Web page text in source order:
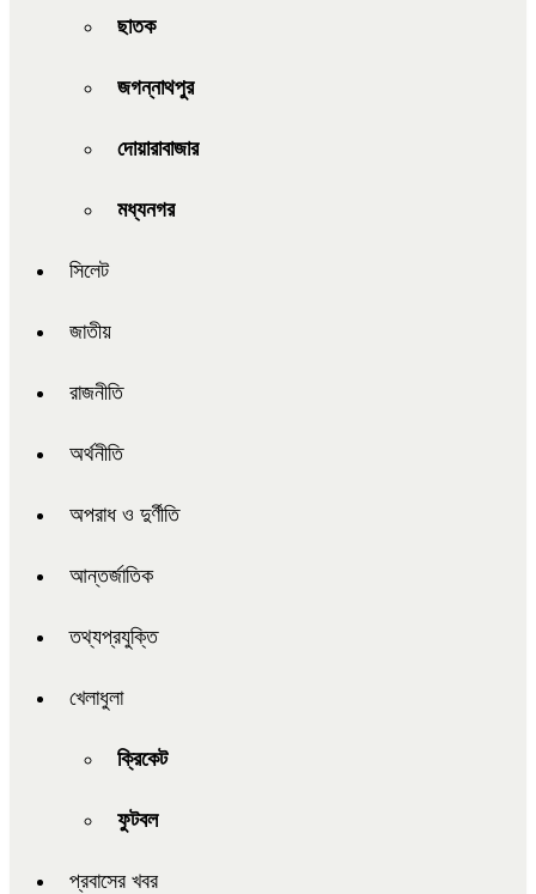
ছাতক
জগন্নাথপুর
দোয়ারাবাজার
মধ্যনগর
সিলেট
জাতীয়
রাজনীতি
অর্থনীতি
অপরাধ ও দুর্ণীতি
আন্তর্জাতিক
তথ্যপ্রযুক্তি
খেলাধুলা
ক্রিকেট
ফুটবল
প্রবাসের খবর